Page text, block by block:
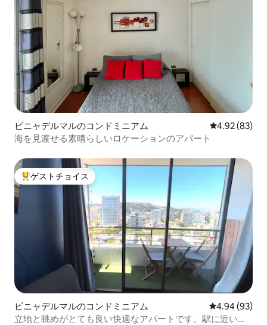
ビニャデルマルのコンドミニアム レビュー83
4.92 (83)
海を見渡せる素晴らしいロケーションのアパート
大好評のゲストチョイスです。
ゲストチョイス
ビニャデルマルのコンドミニアム レビュー93
4.94 (93)
立地と眺めがとても良い快適なアパートです。駅に近いで